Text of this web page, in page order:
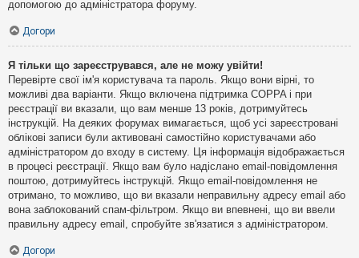
допомогою до адміністратора форуму.
Догори
Я тільки що зареєструвався, але не можу увійти!
Перевірте свої ім'я користувача та пароль. Якщо вони вірні, то
можливі два варіанти. Якщо включена підтримка COPPA і при
реєстрації ви вказали, що вам менше 13 років, дотримуйтесь
інструкцій. На деяких форумах вимагається, щоб усі зареєстровані
облікові записи були активовані самостійно користувачами або
адміністратором до входу в систему. Ця інформація відображається
в процесі реєстрації. Якщо вам було надіслано email-повідомлення
поштою, дотримуйтесь інструкцій. Якщо email-повідомлення не
отримано, то можливо, що ви вказали неправильну адресу email або
вона заблокований спам-фільтром. Якщо ви впевнені, що ви ввели
правильну адресу email, спробуйте зв'язатися з адміністратором.
Догори